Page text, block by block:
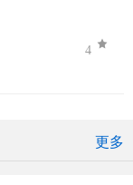
4
更多